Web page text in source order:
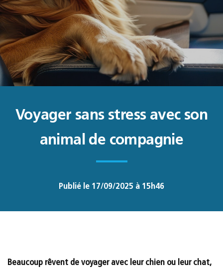
Voyager sans stress avec son
animal de compagnie
Publié le 17/09/2025 à 15h46
Beaucoup rêvent de voyager avec leur chien ou leur chat,